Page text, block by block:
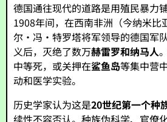
德国通往现代的道路是用殖民暴力
1908年间，在西南非洲（今纳米比
尔·冯·特罗塔将军领导的德国军
义后，灭绝了数万赫雷罗和纳马人
中等死，或关押在鲨鱼岛等集中营
动和医学实验。
历史学家认为这是20世纪第一个种
续性不容否认。种族伪科学、官僚